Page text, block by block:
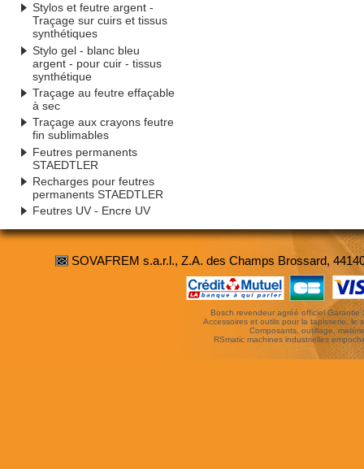
Stylos et feutre argent -
Traçage sur cuirs et tissus
synthétiques
Stylo gel - blanc bleu
argent - pour cuir - tissus
synthétique
Traçage au feutre effaçable
à sec
Traçage aux crayons feutre
fin sublimables
Feutres permanents
STAEDTLER
Recharges pour feutres
permanents STAEDTLER
Feutres UV - Encre UV
SOVAFREM s.a.r.l., Z.A. des Champs Brossard,
Bosch revendeur agréé officiel Garantie
Accessoires et outils pour la tapisserie, le
Composants, outillage,
RSmatic machines industrielles